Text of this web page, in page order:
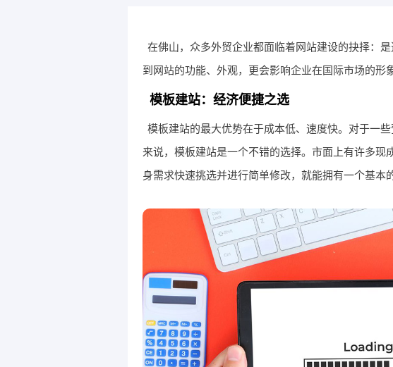
在佛山，众多外贸企业都面临着网站建设的抉择：
到网站的功能、外观，更会影响企业在国际市场的形
模板建站：经济便捷之选
模板建站的最大优势在于成本低、速度快。对于一
来说，模板建站是一个不错的选择。市面上有许多现
身需求快速挑选并进行简单修改，就能拥有一个基本